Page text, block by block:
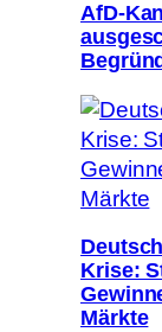
AfD-
Krise:
Märkte